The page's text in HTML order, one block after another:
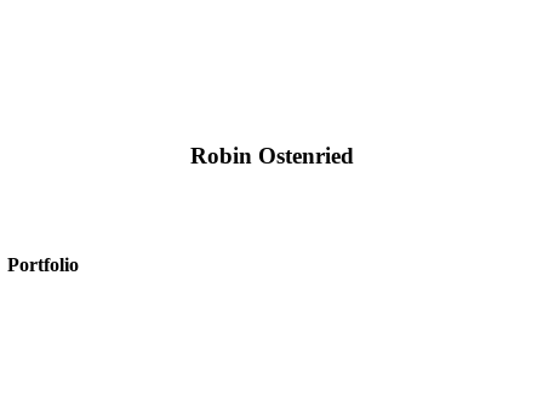
Robin Ostenried
Portfolio